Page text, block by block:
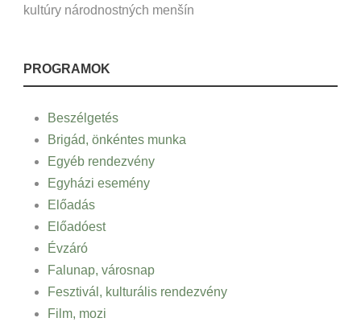
kultúry národnostných menšín
PROGRAMOK
Beszélgetés
Brigád, önkéntes munka
Egyéb rendezvény
Egyházi esemény
Előadás
Előadóest
Évzáró
Falunap, városnap
Fesztivál, kulturális rendezvény
Film, mozi